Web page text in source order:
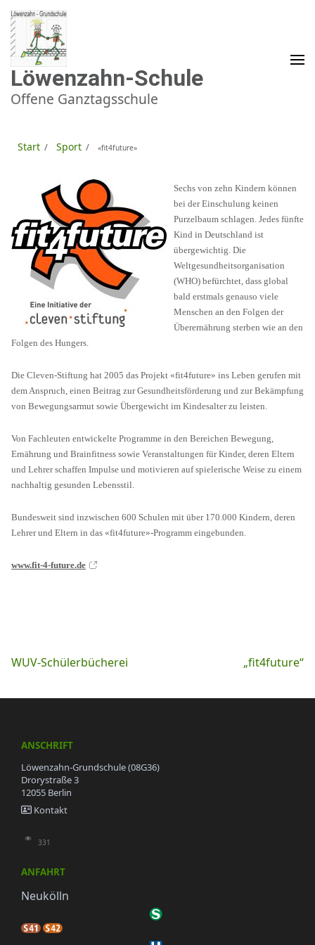
Zum
Inhalt
springen
(Enter
drücken)
Löwenzahn-Schule
Offene Ganztagsschule
Start / Sport / «fit4future»
Sechs von zehn Kindern können
bei der Einschulung keinen
Purzelbaum schlagen. Jedes fünfte
Kind in Deutschland ist
übergewichtig. Die
Weltgesundheitsorganisation
(WHO) befürchtet, dass global
bald erstmals genauso viele
Menschen an den Folgen der
Überernährung sterben wie an den
Folgen des Hungers.
Die Cleven-Stiftung hat 2005 das Projekt «fit4future» ins Leben gerufen mit
dem Anspruch, einen Beitrag zur Gesundheitsförderung und zur Bekämpfung
von Bewegungsarmut sowie Übergewicht im Kindesalter zu leisten.
Von Fachleuten entwickelte Programme in den Bereichen Bewegung,
Ernährung und Brainfitness sowie Veranstaltungen für Kinder, deren Eltern
und Lehrer schaffen Impulse und motivieren auf spielerische Weise zu einem
nachhaltig gesunden Lebensstil.
Bundesweit sind inzwischen 600 Schulen mit über 170.000 Kindern, deren
Lehrer und Eltern in das «fit4future»-Programm eingebunden.
www.fit-4-future.de
Beitragsnavigation
WUV-Schülerbücherei „fit4future“
ANSCHRIFT
Löwenzahn-Grundschule (08G36)
Drorystraße 3
12055 Berlin
Kontakt
331
ANFAHRT
Neukölln